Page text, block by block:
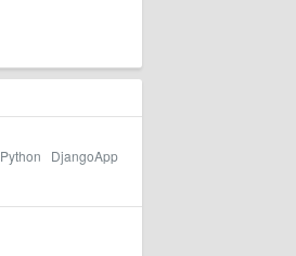
Python
DjangoApp